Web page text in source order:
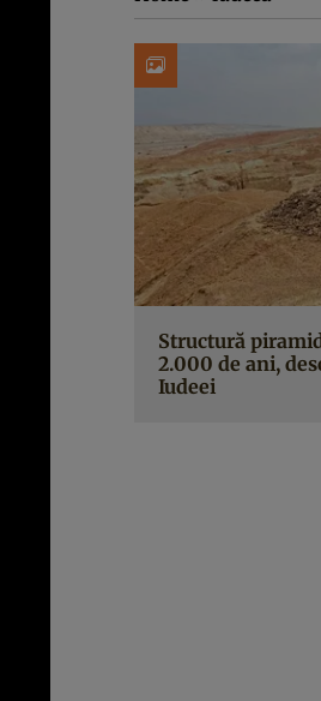
Structură
2.000 de ani,
Iudeei